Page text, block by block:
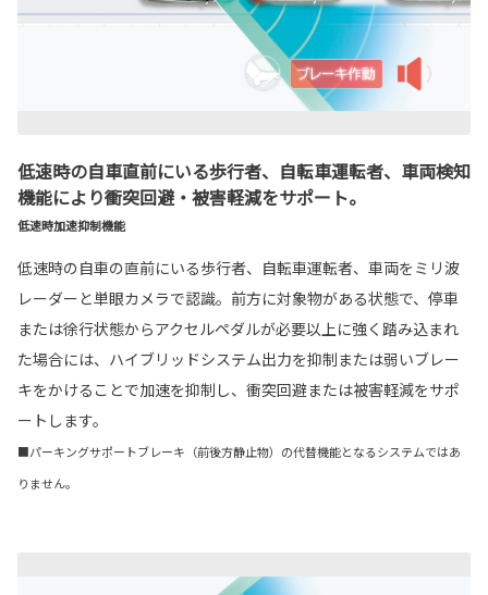
低速時の自車直前にいる歩行者、自転車運転者、車両検知
機能により衝突回避・被害軽減をサポート。
低速時加速抑制機能
低速時の自車の直前にいる歩行者、自転車運転者、車両をミリ波
レーダーと単眼カメラで認識。前方に対象物がある状態で、停車
または徐行状態からアクセルペダルが必要以上に強く踏み込まれ
た場合には、ハイブリッドシステム出力を抑制または弱いブレー
キをかけることで加速を抑制し、衝突回避または被害軽減をサポ
ートします。
■パーキングサポートブレーキ（前後方静止物）の代替機能となるシステムではあ
りません。